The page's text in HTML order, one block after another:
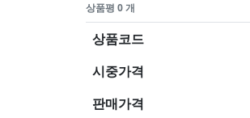
상품평 0 개
상품코드
시중가격
판매가격